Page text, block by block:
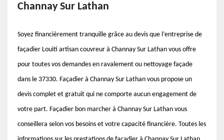
Channay Sur Lathan
Soyez financièrement tranquille grâce au devis que l’entreprise de
façadier Louiti artisan couvreur à Channay Sur Lathan vous offre
pour toutes vos demandes en ravalement ou nettoyage façade
dans le 37330. Façadier à Channay Sur Lathan vous propose un
devis complet et gratuit qui ne comporte aucun engagement de
votre part. Façadier bon marcher à Channay Sur Lathan vous
conseillera selon vos besoins et votre capacité financière. Toutes les